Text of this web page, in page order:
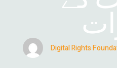
Digital Rights